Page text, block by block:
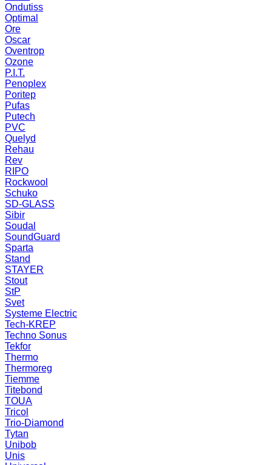
Ondutiss
Optimal
Ore
Oscar
Oventrop
Ozone
P.I.T.
Penoplex
Poritep
Pufas
Putech
PVC
Quelyd
Rehau
Rev
RIPO
Rockwool
Schuko
SD-GLASS
Sibir
Soudal
SoundGuard
Sparta
Stand
STAYER
Stout
StP
Svet
Systeme Electric
Tech-KREP
Techno Sonus
Tekfor
Thermo
Thermoreg
Tiemme
Titebond
TOUA
Tricol
Trio-Diamond
Tytan
Unibob
Unis